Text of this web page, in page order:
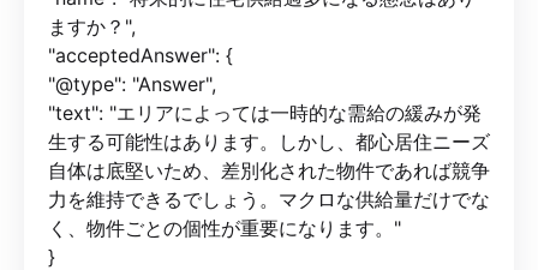
ますか？",
"acceptedAnswer": {
"@type": "Answer",
"text": "エリアによっては一時的な需給の緩みが発
生する可能性はあります。しかし、都心居住ニーズ
自体は底堅いため、差別化された物件であれば競争
力を維持できるでしょう。マクロな供給量だけでな
く、物件ごとの個性が重要になります。"
}